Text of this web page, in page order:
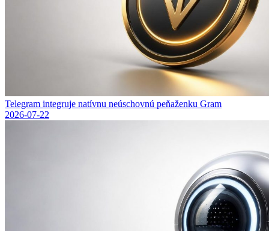
Telegram integruje natívnu neúschovnú peňaženku Gram
2026-07-22